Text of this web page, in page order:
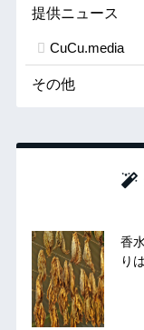
提供ニュース
CuCu.media
その他
香
り